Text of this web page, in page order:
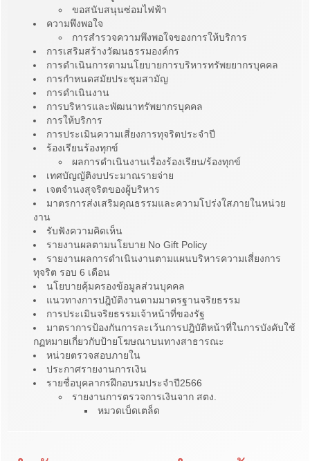
ขอสนับสนุนซ่อมไฟฟ้า
ความพึงพอใจ
การสำรวจความพึงพอใจของการให้บริการ
การเสริมสร้างวัฒนธรรมองค์กร
การดำเนินการตามนโยบายการบริหารทรัพยยากรบุคคล
การกำหนดสมัยประชุมสามัญ
การดำเนินงาน
การบริหารและพัฒนาทรัพยากรบุคคล
การให้บริการ
การประเมินความเสี่ยงการทุจริตประจำปี
ร้องเรียนร้องทุกข์
ผลการดำเนินงานเรื่องร้องเรียน/ร้องทุกข์
เทศบัญญัติงบประมาณรายจ่าย
เจตจำนงสุจริตของผู้บริหาร
มาตรการส่งเสริมคุณธรรมและความโปร่งใสภายในหน่วย
งาน
รับฟังความคิดเห็น
รายงานผลตามนโยบาย No Gift Policy
รายงานผลการดำเนินงานตามแผนบริหารความเสี่ยงการ
ทุจริต รอบ 6 เดือน
นโยบายคุ้มครองข้อมูลส่วนบุคคล
แนวทางการปฎิบัติงานตามมาตรฐานจริยธรรม
การประเมินจริยธรรมเจ้าหน้าที่ของรัฐ
มาตราการป้องกันการละเว้นการปฎิบัติหน้าที่ในการบังคับใช้
กฏหมายเกี่ยวกับป้ายโฆษณาบนทางสาธารณะ
หน่วยตรวจสอบภายใน
ประกาศรายงานการเงิน
รายชื่อบุคลากรฝึกอบรมประจำปี2566
รายงานการตรวจการเงินจาก สตง.
หมวดเบ็ดเตล็ด